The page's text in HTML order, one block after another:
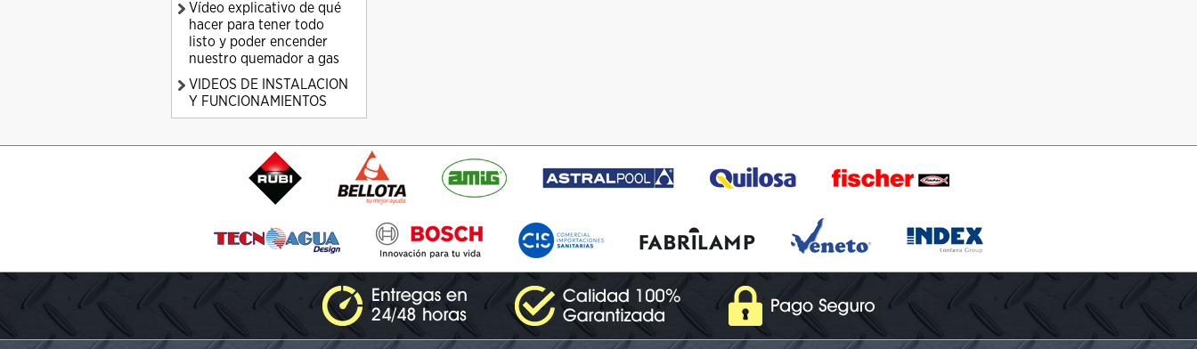
Vídeo explicativo de qué
hacer para tener todo
listo y poder encender
nuestro quemador a gas
VIDEOS DE INSTALACION
Y FUNCIONAMIENTOS